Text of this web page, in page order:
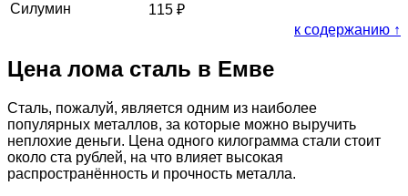
Силумин
115 ₽
к содержанию ↑
Цена лома сталь в Емве
Сталь, пожалуй, является одним из наиболее
популярных металлов, за которые можно выручить
неплохие деньги. Цена одного килограмма стали стоит
около ста рублей, на что влияет высокая
распространённость и прочность металла.